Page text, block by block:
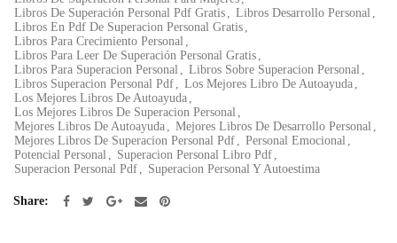
Libros De Superación Personal Pdf Gratis , Libros Desarrollo Personal ,
Libros En Pdf De Superacion Personal Gratis ,
Libros Para Crecimiento Personal ,
Libros Para Leer De Superación Personal Gratis ,
Libros Para Superacion Personal , Libros Sobre Superacion Personal ,
Libros Superacion Personal Pdf , Los Mejores Libro De Autoayuda ,
Los Mejores Libros De Autoayuda ,
Los Mejores Libros De Superacion Personal ,
Mejores Libros De Autoayuda , Mejores Libros De Desarrollo Personal ,
Mejores Libros De Superacion Personal Pdf , Personal Emocional ,
Potencial Personal , Superacion Personal Libro Pdf ,
Superacion Personal Pdf , Superacion Personal Y Autoestima
Share